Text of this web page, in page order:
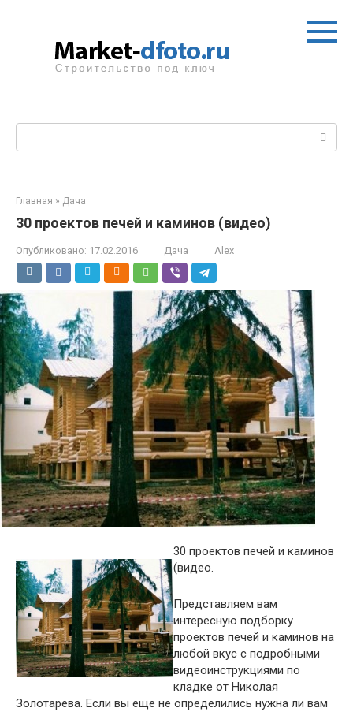
Поиск:
Главная » Дача
30 проектов печей и каминов (видео)
Опубликовано: 17.02.2016 Дача Alex
30 проектов печей и каминов
(видео.
Представляем вам
интересную подборку
проектов печей и каминов на
любой вкус с подробными
видеоинструкциями по
кладке от Николая
Золотарева. Если вы еще не определились нужна ли вам